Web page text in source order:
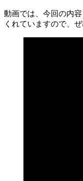
動画では、今回の内
くれていますので、